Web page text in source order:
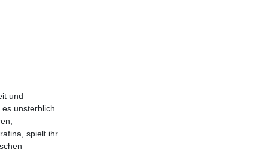
und
unsterblich
spielt ihr